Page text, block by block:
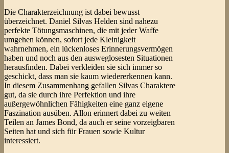
Die Charakterzeichnung ist dabei bewusst
überzeichnet. Daniel Silvas Helden sind nahezu
perfekte Tötungsmaschinen, die mit jeder Waffe
umgehen können, sofort jede Kleinigkeit
wahrnehmen, ein lückenloses Erinnerungsvermögen
haben und noch aus den ausweglosesten Situationen
herausfinden. Dabei verkleiden sie sich immer so
geschickt, dass man sie kaum wiedererkennen kann.
In diesem Zusammenhang gefallen Silvas Charaktere
gut, da sie durch ihre Perfektion und ihre
außergewöhnlichen Fähigkeiten eine ganz eigene
Faszination ausüben. Allon erinnert dabei zu weiten
Teilen an James Bond, da auch er seine vorzeigbaren
Seiten hat und sich für Frauen sowie Kultur
interessiert.